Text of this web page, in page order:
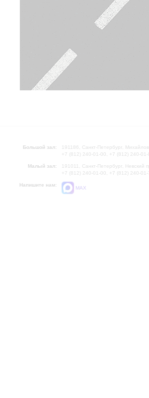
Большой зал:
191186, Санкт-Петербург,
+7 (812) 240-01-00, +7 (812) 240-01-
Малый зал:
191011, Санкт-Петербург, Невский
+7 (812) 240-01-00, +7 (812) 240-01-
Напишите нам:
MAX